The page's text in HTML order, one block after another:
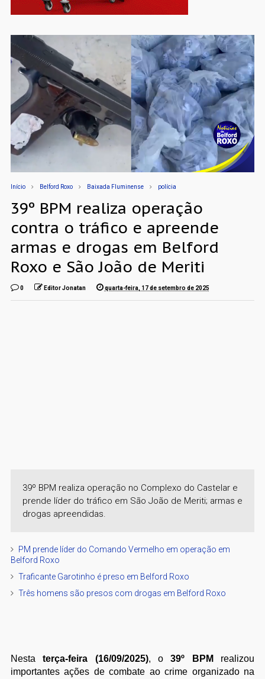
Início Belford Roxo Baixada Fluminense polícia
39º BPM realiza operação
contra o tráfico e apreende
armas e drogas em Belford
Roxo e São João de Meriti
0 Editor Jonatan quarta-feira, 17 de setembro de 2025
39º BPM realiza operação no Complexo do Castelar e
prende líder do tráfico em São João de Meriti; armas e
drogas apreendidas.
PM prende líder do Comando Vermelho em operação em
Belford Roxo
Traficante Garotinho é preso em Belford Roxo
Três homens são presos com drogas em Belford Roxo
Nestaterça-feira (16/09/2025), o39º BPM
realizou
importantes ações de combate ao crime organizado na